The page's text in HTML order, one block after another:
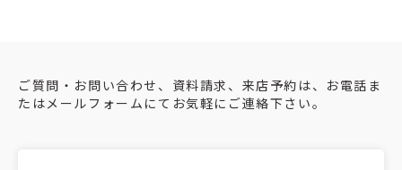
ご質問・お問い合わせ、資料請求、来店予約は、お電話ま
たはメールフォームにてお気軽にご連絡下さい。